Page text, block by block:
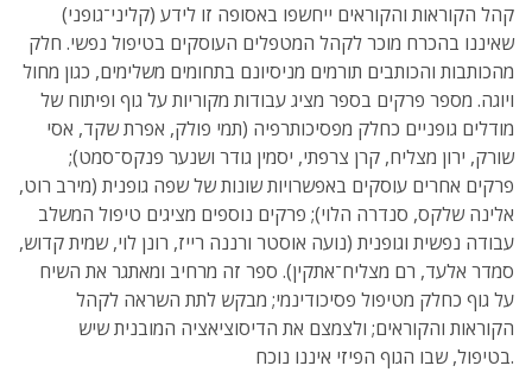
קהל הקוראות והקוראים ייחשפו באסופה זו לידע (קליני־גופני)
שאיננו בהכרח מוכר לקהל המטפלים העוסקים בטיפול נפשי. חלק
מהכותבות והכותבים תורמים מניסיונם בתחומים משלימים, כגון מחול
ויוגה. מספר פרקים בספר מציג עבודות מקוריות על גוף ופיתוח של
מודלים גופניים כחלק מפסיכותרפיה (תמי פולק, אפרת שקד, אסי
שורק, ירון מצליח, קרן צרפתי, יסמין גודר ושנער פנקס־סמט);
פרקים אחרים עוסקים באפשרויות שונות של שפה גופנית (מירב רוט,
אלינה שלקס, סנדרה הלוי); פרקים נוספים מציגים טיפול המשלב
עבודה נפשית וגופנית (נועה אוסטר ורננה רייז, רונן לוי, שמית קדוש,
סמדר אלעד, רם מצליח־אתקין). ספר זה מרחיב ומאתגר את השיח
על גוף כחלק מטיפול פסיכודינמי; מבקש לתת השראה לקהל
הקוראות והקוראים; ולצמצם את הדיסוציאציה המובנית שיש
בטיפול, שבו הגוף הפיזי איננו נוכח.